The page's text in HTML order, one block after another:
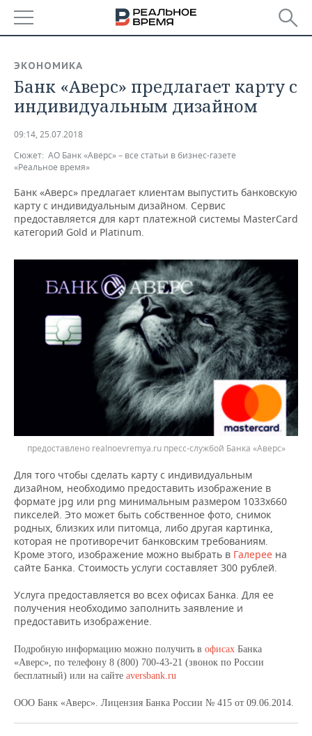
БАШКОРТОСТАН
ТАТАРСТАН
НОВОСТИ
АНАЛИТИКА
КОРОЛИ ГОСЗАКАЗА ПФО
ВУЗЫ ТАТАРСТАНА
КОМУ ПРИНАДЛЕЖАТ
ТОРГОВЫЕ ЦЕНТРЫ
ТАТАРСТАНА
ФИНАНСЫ
БАНКИ
НОВОСТИ
ПРОМЫШЛЕННОСТИ
МАШИНОСТРОЕНИЕ
НЕФТЕХИМИЯ
НЕФТЬ
НЕДВИЖИМОСТЬ
НОВОСТИ НЕДВИЖИМОСТИ
НОВОСТИ БИЗНЕСА
РОЗНИЧНАЯ ТОРГОВЛЯ
НОВОСТИ ТЕХНОЛОГИЙ
ТЕЛЕКОММУНИКАЦИИ
МЕРОПРИЯТИЯ
НОВОСТИ МЕРОПРИЯТИЙ
ВЫЕЗДНАЯ РЕДАКЦИЯ
БИЗНЕС-БРАНЧИ
ОТКРЫТАЯ ЛЕКЦИЯ
НОВОСТИ СПОРТА
ФУТБОЛ
БАСКЕТБОЛ
ВОЛЕЙБОЛ
КИБЕРСПОРТ
ФИГУРНОЕ КАТАНИЕ
ВОДНЫЕ ВИДЫ СПОРТА
ХОККЕЙ С МЯЧОМ
НОВОСТИ ОБЩЕСТВА
ИНФРАСТРУКТУРА
ИСТОРИЯ
КУЛЬТУРА
МЕДИЦИНА
ОБРАЗОВАНИЕ
ПРОИСШЕСТВИЯ
ФОТОГАЛЕРЕЯ
СПРАВОЧНИК
СПИСОК ПЕРСОН
СПИСОК КОМПАНИЙ
ПОЛНАЯ ВЕРСИЯ
ЭКОНОМИКА
Банк «Аверс» предлагает карту с
индивидуальным дизайном
09:14, 25.07.2018
Сюжет: АО Банк «Аверс» – все статьи в бизнес-газете
«Реальное время»
Банк «Аверс» предлагает клиентам выпустить банковскую
карту с индивидуальным дизайном. Сервис
предоставляется для карт платежной системы MasterCard
категорий Gold и Platinum.
предоставлено realnoevremya.ru пресс-службой Банка «Аверс»
Для того чтобы сделать карту с индивидуальным
дизайном, необходимо предоставить изображение в
формате jpg или png минимальным размером 1033х660
пикселей. Это может быть собственное фото, снимок
родных, близких или питомца, либо другая картинка,
которая не противоречит банковским требованиям.
Кроме этого, изображение можно выбрать в Галерее на
сайте Банка. Стоимость услуги составляет 300 рублей.
Услуга предоставляется во всех офисах Банка. Для ее
получения необходимо заполнить заявление и
предоставить изображение.
Подробную информацию можно получить в офисах Банка
«Аверс» , по телефону 8 (800) 700-43-21 (звонок по России
бесплатный) или на сайте aversbank.ru
ООО Банк «Аверс». Лицензия Банка России № 415 от 09.06.2014.